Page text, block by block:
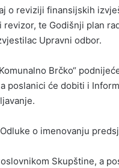
o reviziji finansijskih
te Godišnji plan
Upravni odbor.
Brčko“
poslanici će dobiti i
o imenovanju
Skupštine, a